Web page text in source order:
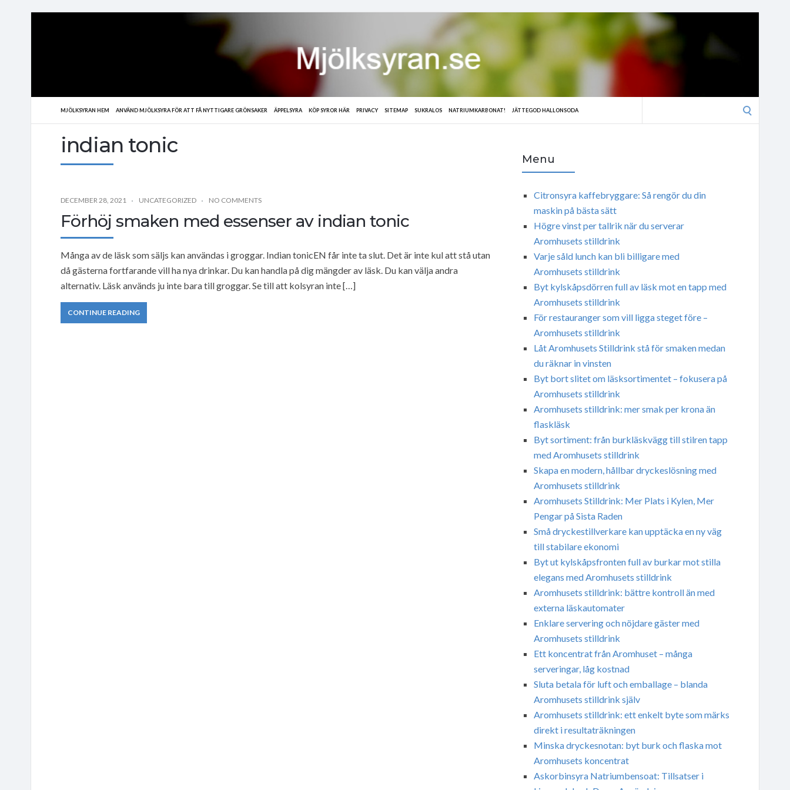
MJÖLKSYRAN HEM ANVÄND MJÖLKSYRA FÖR ATT FÅ NYTTIGARE GRÖNSAKER ÄPPELSYRA KÖP SYROR HÄR PRIVACY SITEMAP SUKRALOS NATRIUMKARBONAT! JÄTTEGOD HALLONSODA
indian tonic
DECEMBER 28, 2021 UNCATEGORIZED NO COMMENTS
Förhöj smaken med essenser av indian tonic
Många av de läsk som säljs kan användas i groggar. Indian tonicEN får inte ta slut. Det är inte kul att stå utan
då gästerna fortfarande vill ha nya drinkar. Du kan handla på dig mängder av läsk. Du kan välja andra
alternativ. Läsk används ju inte bara till groggar. Se till att kolsyran inte […]
CONTINUE READING
Menu
Citronsyra kaffebryggare: Så rengör du din
maskin på bästa sätt
Högre vinst per tallrik när du serverar
Aromhusets stilldrink
Varje såld lunch kan bli billigare med
Aromhusets stilldrink
Byt kylskåpsdörren full av läsk mot en tapp med
Aromhusets stilldrink
För restauranger som vill ligga steget före –
Aromhusets stilldrink
Låt Aromhusets Stilldrink stå för smaken medan
du räknar in vinsten
Byt bort slitet om läsksortimentet – fokusera på
Aromhusets stilldrink
Aromhusets stilldrink: mer smak per krona än
flaskläsk
Byt sortiment: från burkläskvägg till stilren tapp
med Aromhusets stilldrink
Skapa en modern, hållbar dryckeslösning med
Aromhusets stilldrink
Aromhusets Stilldrink: Mer Plats i Kylen, Mer
Pengar på Sista Raden
Små dryckestillverkare kan upptäcka en ny väg
till stabilare ekonomi
Byt ut kylskåpsfronten full av burkar mot stilla
elegans med Aromhusets stilldrink
Aromhusets stilldrink: bättre kontroll än med
externa läskautomater
Enklare servering och nöjdare gäster med
Aromhusets stilldrink
Ett koncentrat från Aromhuset – många
serveringar, låg kostnad
Sluta betala för luft och emballage – blanda
Aromhusets stilldrink själv
Aromhusets stilldrink: ett enkelt byte som märks
direkt i resultaträkningen
Minska dryckesnotan: byt burk och flaska mot
Aromhusets koncentrat
Askorbinsyra Natriumbensoat: Tillsatser i